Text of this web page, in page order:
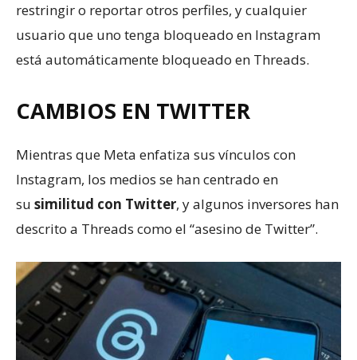
restringir o reportar otros perfiles, y cualquier
usuario que uno tenga bloqueado en Instagram
está automáticamente bloqueado en Threads.
CAMBIOS EN TWITTER
Mientras que Meta enfatiza sus vínculos con
Instagram, los medios se han centrado en
su similitud con Twitter, y algunos inversores han
descrito a Threads como el “asesino de Twitter”.